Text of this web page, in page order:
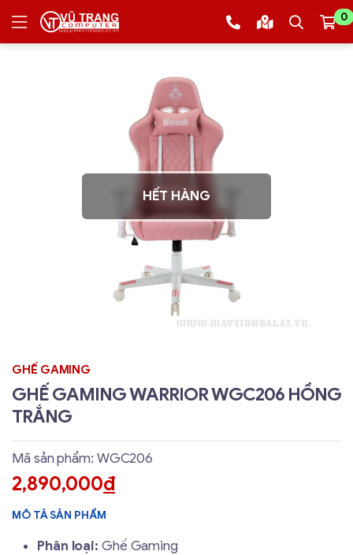
0
HẾT HÀNG
GHẾ GAMING
GHẾ GAMING WARRIOR WGC206 HỒNG
TRẮNG
Mã sản phẩm: WGC206
2,890,000đ
MÔ TẢ SẢN PHẨM
Phân loại: Ghế Gaming